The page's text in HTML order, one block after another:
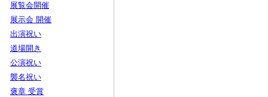
展覧会開催
展示会 開催
出演祝い
道場開き
公演祝い
襲名祝い
褒章 受賞